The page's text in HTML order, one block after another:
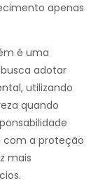
apenas
é uma
adotar
utilizando
quando
com a proteção
mais